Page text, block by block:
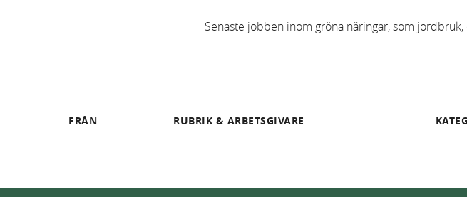
Senaste jobben inom gröna näringar, som
FRÅN RUBRIK & ARBETSGIVARE